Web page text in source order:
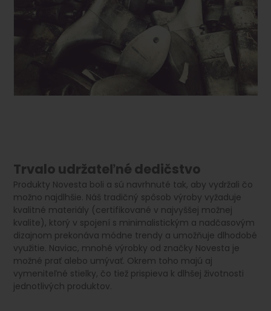
Trvalo udržateľné dedičstvo
Produkty Novesta boli a sú navrhnuté tak, aby vydržali čo
možno najdlhšie. Náš tradičný spôsob výroby vyžaduje
kvalitné materiály (certifikované v najvyššej možnej
kvalite), ktorý v spojení s minimalistickým a nadčasovým
dizajnom prekonáva módne trendy a umožňuje dlhodobé
využitie. Naviac, mnohé výrobky od značky Novesta je
možné prať alebo umývať. Okrem toho majú aj
vymeniteľné stielky, čo tiež prispieva k dlhšej životnosti
jednotlivých produktov.